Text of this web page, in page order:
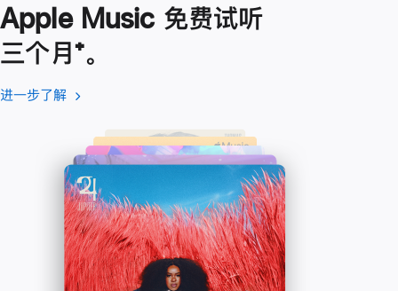
Apple Music 免费试听
三个月脚
注
⁺。
进一步了解 进
了
解
-
Apple
Music
(在
口
中
打
开)